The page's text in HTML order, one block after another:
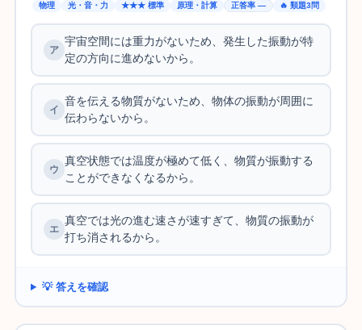
物理 光・音・力 ★★★ 標準 原理・計算 正答率 — 🔥 類題3問
宇宙空間には重力がないため、発生した振動が特
定の方向に進めないから。
音を伝える物質がないため、物体の振動が周囲に
伝わらないから。
真空状態では温度が極めて低く、物質が振動する
ことができなくなるから。
真空では光の進む速さが速すぎて、物質の振動が
打ち消されるから。
💡 答えを確認